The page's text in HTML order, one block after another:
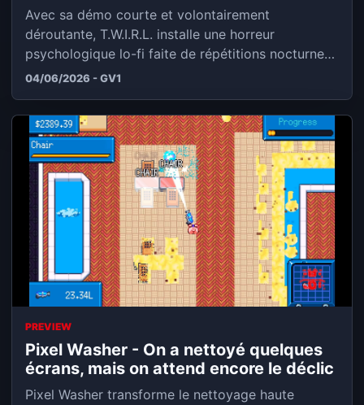
Avec sa démo courte et volontairement
déroutante, T.W.I.R.L. installe une horreur
psychologique lo-fi faite de répétitions nocturnes,
de portes...
04/06/2026 - GV1
PREVIEW
Pixel Washer - On a nettoyé quelques
écrans, mais on attend encore le déclic
Pixel Washer transforme le nettoyage haute